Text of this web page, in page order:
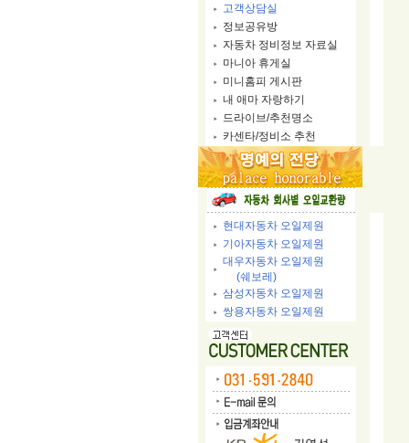
고객상담실
정보공유방
자동차 정비정보 자료실
마니아 휴게실
미니홈피 게시판
내 애마 자랑하기
드라이브/추천명소
카센타/정비소 추천
현대자동차 오일제원
기아자동차 오일제원
대우자동차 오일제원
(쉐보레)
삼성자동차 오일제원
쌍용자동차 오일제원